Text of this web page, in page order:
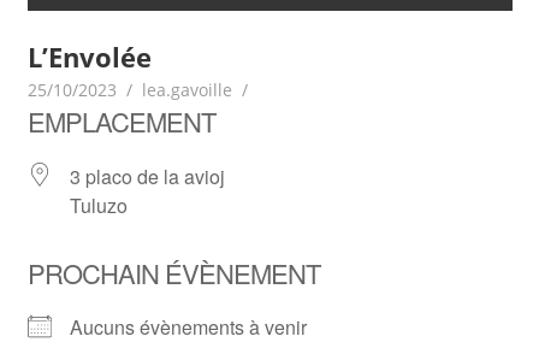
L’Envolée
25/10/2023 lea.gavoille
EMPLACEMENT
3 placo de la avioj
Tuluzo
PROCHAIN ÉVÈNEMENT
Aucuns évènements à venir